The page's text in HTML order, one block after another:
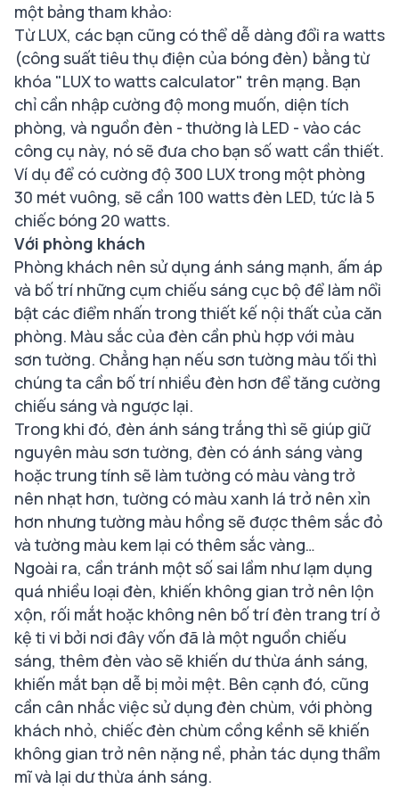
một bảng tham khảo:
Từ LUX, các bạn cũng có thể dễ dàng đổi ra watts
(công suất tiêu thụ điện của bóng đèn) bằng từ
khóa "LUX to watts calculator" trên mạng. Bạn
chỉ cần nhập cường độ mong muốn, diện tích
phòng, và nguồn đèn - thường là LED - vào các
công cụ này, nó sẽ đưa cho bạn số watt cần thiết.
Ví dụ để có cường độ 300 LUX trong một phòng
30 mét vuông, sẽ cần 100 watts đèn LED, tức là 5
chiếc bóng 20 watts.
Với phòng khách
Phòng khách nên sử dụng ánh sáng mạnh, ấm áp
và bố trí những cụm chiếu sáng cục bộ để làm nổi
bật các điểm nhấn trong thiết kế nội thất của căn
phòng. Màu sắc của đèn cần phù hợp với màu
sơn tường. Chẳng hạn nếu sơn tường màu tối thì
chúng ta cần bố trí nhiều đèn hơn để tăng cường
chiếu sáng và ngược lại.
Trong khi đó, đèn ánh sáng trắng thì sẽ giúp giữ
nguyên màu sơn tường, đèn có ánh sáng vàng
hoặc trung tính sẽ làm tường có màu vàng trở
nên nhạt hơn, tường có màu xanh lá trở nên xỉn
hơn nhưng tường màu hồng sẽ được thêm sắc đỏ
và tường màu kem lại có thêm sắc vàng…
Ngoài ra, cần tránh một số sai lầm như lạm dụng
quá nhiều loại đèn, khiến không gian trở nên lộn
xộn, rối mắt hoặc không nên bố trí đèn trang trí ở
kệ ti vi bởi nơi đây vốn đã là một nguồn chiếu
sáng, thêm đèn vào sẽ khiến dư thừa ánh sáng,
khiến mắt bạn dễ bị mỏi mệt. Bên cạnh đó, cũng
cần cân nhắc việc sử dụng đèn chùm, với phòng
khách nhỏ, chiếc đèn chùm cồng kềnh sẽ khiến
không gian trở nên nặng nề, phản tác dụng thẩm
mĩ và lại dư thừa ánh sáng.